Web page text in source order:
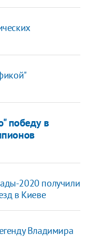
победу в
2020 получили
в Киеве
Владимира